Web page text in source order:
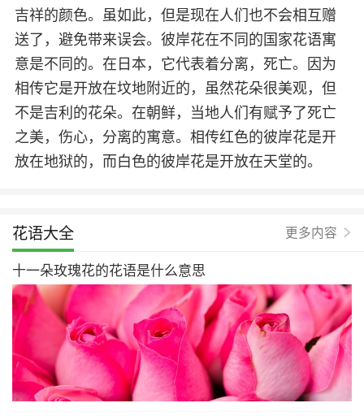
吉祥的颜色。虽如此，但是现在人们也不会相互赠
送了，避免带来误会。彼岸花在不同的国家花语寓
意是不同的。在日本，它代表着分离，死亡。因为
相传它是开放在坟地附近的，虽然花朵很美观，但
不是吉利的花朵。在朝鲜，当地人们有赋予了死亡
之美，伤心，分离的寓意。相传红色的彼岸花是开
放在地狱的，而白色的彼岸花是开放在天堂的。
花语大全 更多内容
十一朵玫瑰花的花语是什么意思